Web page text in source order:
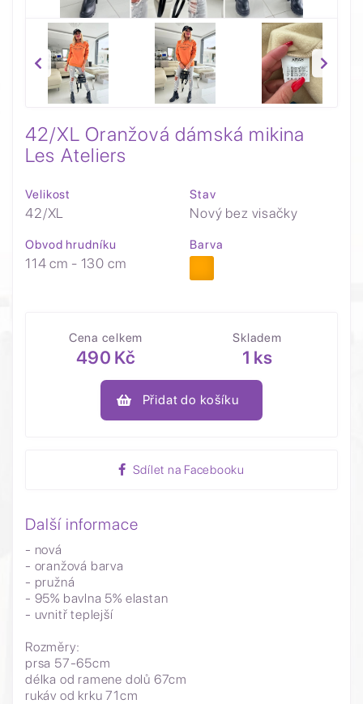
42/XL Oranžová dámská mikina
Les Ateliers
Velikost
42/XL
Stav
Nový bez visačky
Obvod hrudníku
114 cm - 130 cm
Barva
Cena celkem
490 Kč
Skladem
1 ks
Přidat do košíku
Sdílet na Facebooku
Další informace
- nová
- oranžová barva
- pružná
- 95% bavlna 5% elastan
- uvnitř teplejší
Rozměry:
prsa 57-65cm
délka od ramene dolů 67cm
rukáv od krku 71cm